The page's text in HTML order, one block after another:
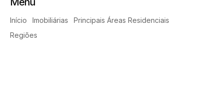
Início Imobiliárias
Principais Áreas Residenciais
Regiões